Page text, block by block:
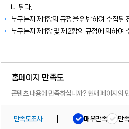
니 된다.
누구든지 제1항의 규정을 위반하여 수집된
누구든지 제1항 및 제2항의 규정에 의하여
홈페이지 만족도
콘텐츠 내용에 만족하십니까? 현재 페이지의
만족도조사 매우만족 만족